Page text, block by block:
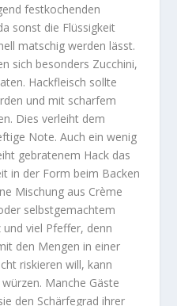
festkochenden
sonst die Flüssigkeit
matschig werden lässt.
sich besonders Zucchini,
Hackfleisch sollte
und mit scharfem
Dies verleiht dem
Note. Auch ein wenig
gebratenem Hack das
in der Form beim Backen
Mischung aus Crème
selbstgemachtem
und viel Pfeffer, denn
den Mengen in einer
riskieren will, kann
Manche Gäste
den Schärfegrad ihrer